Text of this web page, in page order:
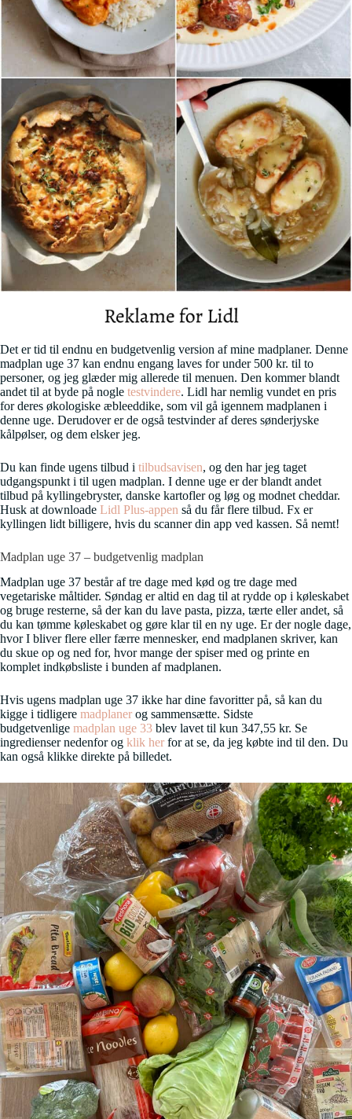
Det er tid til endnu en budgetvenlig version af mine madplaner. Denne
madplan uge 37 kan endnu engang laves for under 500 kr. til to
personer, og jeg glæder mig allerede til menuen. Den kommer blandt
andet til at byde på nogle testvindere. Lidl har nemlig vundet en pris
for deres økologiske æbleeddike, som vil gå igennem madplanen i
denne uge. Derudover er de også testvinder af deres sønderjyske
kålpølser, og dem elsker jeg.
Du kan finde ugens tilbud i tilbudsavisen, og den har jeg taget
udgangspunkt i til ugen madplan. I denne uge er der blandt andet
tilbud på kyllingebryster, danske kartofler og løg og modnet cheddar.
Husk at downloade Lidl Plus-appen så du får flere tilbud. Fx er
kyllingen lidt billigere, hvis du scanner din app ved kassen. Så nemt!
Madplan uge 37 – budgetvenlig madplan
Madplan uge 37 består af tre dage med kød og tre dage med
vegetariske måltider. Søndag er altid en dag til at rydde op i køleskabet
og bruge resterne, så der kan du lave pasta, pizza, tærte eller andet, så
du kan tømme køleskabet og gøre klar til en ny uge. Er der nogle dage,
hvor I bliver flere eller færre mennesker, end madplanen skriver, kan
du skue op og ned for, hvor mange der spiser med og printe en
komplet indkøbsliste i bunden af madplanen.
Hvis ugens madplan uge 37 ikke har dine favoritter på, så kan du
kigge i tidligere madplaner og sammensætte. Sidste
budgetvenlige madplan uge 33 blev lavet til kun 347,55 kr. Se
ingredienser nedenfor og klik her for at se, da jeg købte ind til den. Du
kan også klikke direkte på billedet.